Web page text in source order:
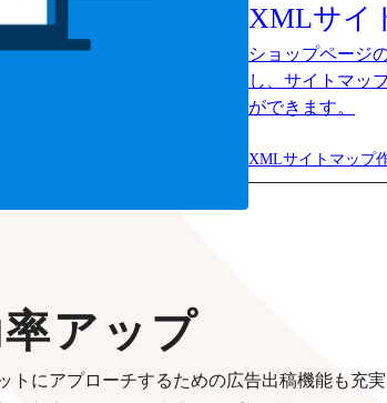
XMLサイ
ショップページ
し、サイトマッ
ができます。
XMLサイトマップ
アップ
にアプローチするための広告出稿機能も充実